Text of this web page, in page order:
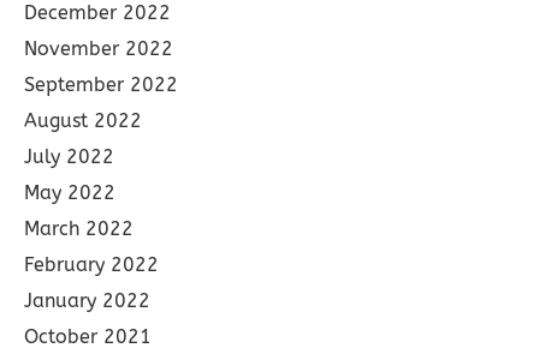
December 2022
November 2022
September 2022
August 2022
July 2022
May 2022
March 2022
February 2022
January 2022
October 2021